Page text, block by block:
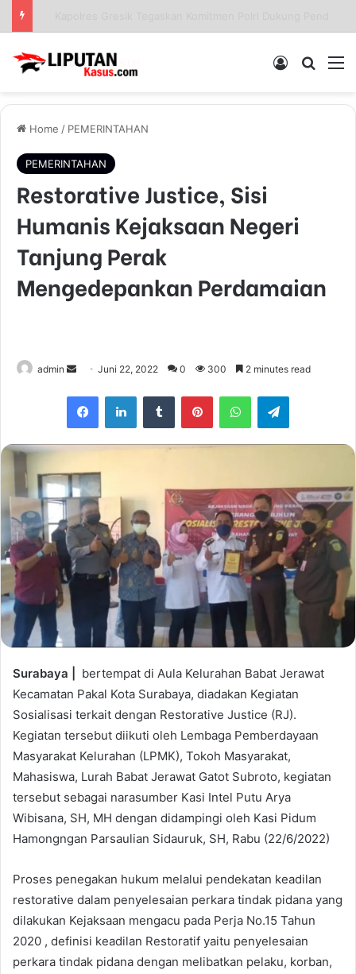
Log In
Home / PEMERINTAHAN
PEMERINTAHAN
Restorative Justice, Sisi
Humanis Kejaksaan Negeri
Tanjung Perak
Mengedepankan Perdamaian
admin
n
d
a
e
m
a
i
l
Juni 22, 2022 0 300 2 minutes read
Surabaya |
bertempat di Aula Kelurahan Babat Jerawat
Kecamatan Pakal Kota Surabaya, diadakan Kegiatan
Sosialisasi terkait dengan Restorative Justice (RJ).
Kegiatan tersebut diikuti oleh Lembaga Pemberdayaan
Masyarakat Kelurahan (LPMK), Tokoh Masyarakat,
Mahasiswa, Lurah Babat Jerawat Gatot Subroto, kegiatan
tersebut sebagai narasumber Kasi Intel Putu Arya
Wibisana, SH, MH dengan didampingi oleh Kasi Pidum
Hamongngan Parsaulian Sidauruk, SH, Rabu (22/6/2022)
Proses penegakan hukum melalui pendekatan keadilan
restorative dalam penyelesaian perkara tindak pidana yang
dilakukan Kejaksaan mengacu pada Perja No.15 Tahun
2020 , definisi keadilan Restoratif yaitu penyelesaian
perkara tindak pidana dengan melibatkan pelaku, korban,